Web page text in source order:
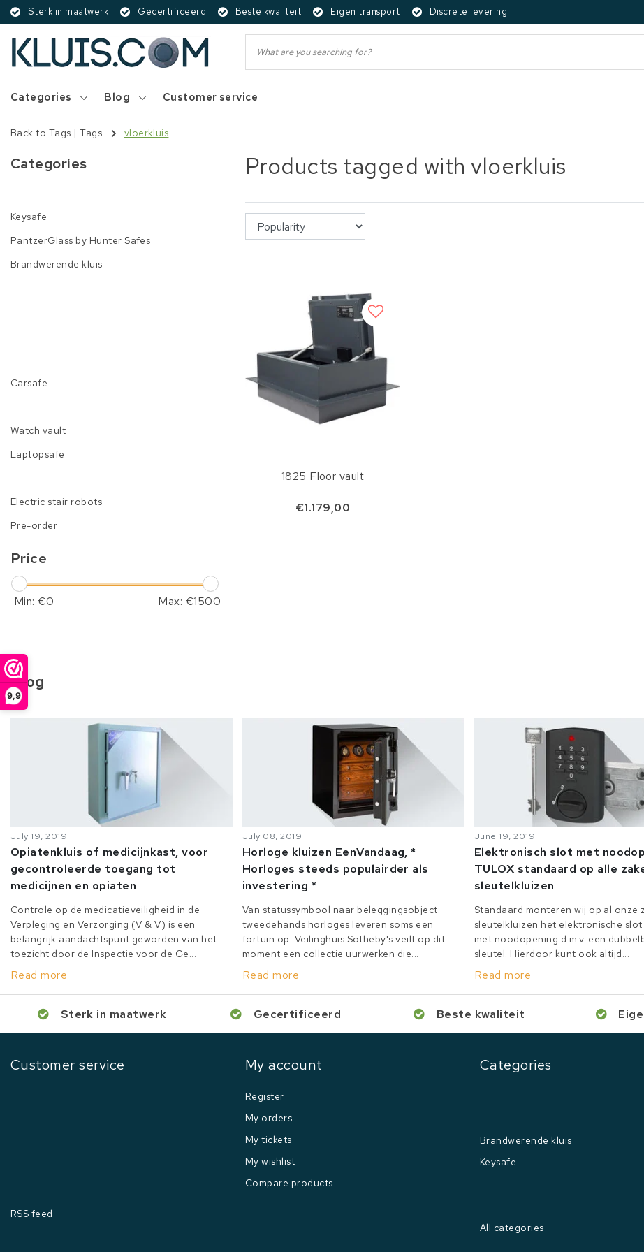
9,9
Sterk in maatwerk Gecertificeerd Beste kwaliteit Eigen transport Discrete levering
Categories Blog Customer service
Back to Tags |Tags vloerkluis
Categories
Keysafe
PantzerGlass by Hunter Safes
Brandwerende kluis
Carsafe
Watch vault
Laptopsafe
Electric stair robots
Pre-order
Price
Min: €0 Max: €1500
Products tagged with vloerkluis
1825 Floor vault
€1.179,00
Blog
July 19, 2019
Opiatenkluis of medicijnkast, voor
gecontroleerde toegang tot
medicijnen en opiaten
Controle op de medicatieveiligheid in de
Verpleging en Verzorging (V & V) is een
belangrijk aandachtspunt geworden van het
toezicht door de Inspectie voor de Ge...
Read more
July 08, 2019
Horloge kluizen EenVandaag, *
Horloges steeds populairder als
investering *
Van statussymbool naar beleggingsobject:
tweedehands horloges leveren soms een
fortuin op. Veilinghuis Sotheby's veilt op dit
moment een collectie uurwerken die...
Read more
June 19, 2019
Elektronisch slot met
TULOX standaard op alle
sleutelkluizen
Standaard monteren wij op al onze
sleutelkluizen het elektronische slot
met noodopening d.m.v. een
sleutel. Hierdoor kunt ook altijd...
Read more
Sterk in maatwerk Gecertificeerd Beste kwaliteit
Customer service
RSS feed
My account
Register
My orders
My tickets
My wishlist
Compare products
Categories
Brandwerende kluis
Keysafe
All categories